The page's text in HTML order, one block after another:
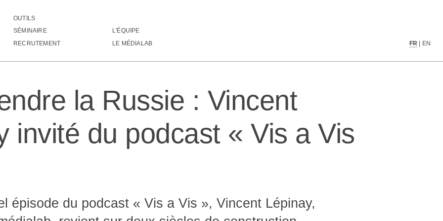
OUTILS
SÉMINAIRE
RECRUTEMENT
L'ÉQUIPE
LE MÉDIALAB
FR| EN
la Russie : Vincent Lépinay invité du podcast « Vis a Vis »
░░░░░░
░░░░░█░░░░
░██▒ ░░
░▒█▒░░█▒
░▒░░░░▒░░ ▒▒ ███▓▓██
░░░░░░░░▒░░
▒███████████▒███████████████░░░░░░░░░░░ ░░░░░░▒░ ░░░
░██████████▓▓██████████████▓░ ░░░░░░░░░░░░░░░░ ░░░░░░░░
▓█████████▓██████████████▓  ░▒░
░░░░
▒████████░  ▓██████████████░░░░░░▒▒░
▒████████░░ ▒▓▓▓▓▓▓███████▓░░░░░░
▒████████▒░░██████▓▓▓▓▓██░ ░░░░░░░ ░▒▒░
░░░░░░░░░ ░▒▒░
░░███████████▓█████████░ ▒░░░░░░░░░░░░░
la Russie : Vincent
invité du podcast « Vis a Vis
épisode du podcast « Vis a Vis », Vincent Lépinay,